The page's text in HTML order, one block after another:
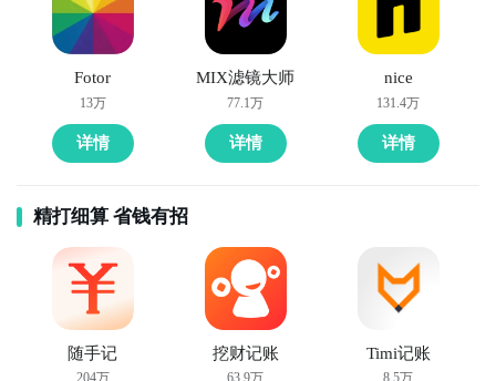
8. 《讯飞语记》
由科大讯飞推出的语音转文字记录工具，支持实时语音
输入、文字编辑与云同步。适合上课听讲、会议记录或
灵感捕捉，转换准确率高，还可朗读文本，是提高学习
与工作效率的智能小工具。
主打助眠与专注白噪音的应用，提供雨声、海浪、森
林、冥想音乐等多种声音场景。不仅能帮助用户放松入
睡，也适合在学习时屏蔽干扰，营造安静环境，是融合
健康与效率的生活休闲类APP。
10. 《知页简历》
Fotor
13万
详情
MIX滤镜大师
77.1万
详情
nice
131.4万
详情
精打细算 省钱有招
随手记 挖财记账 Timi记账